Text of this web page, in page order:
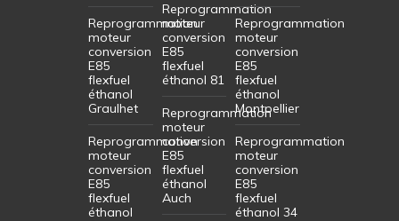
Reprogrammation
moteur
conversion
E85
flexfuel
éthanol
Graulhet
Reprogrammation
moteur
conversion
E85
flexfuel
éthanol
Reprogrammation
moteur
conversion
E85
flexfuel
éthanol 81
Reprogrammation
moteur
conversion
E85
flexfuel
éthanol
Auch
Reprogrammation
moteur
conversion
E85
flexfuel
éthanol
Montpellier
Reprogrammation
moteur
conversion
E85
flexfuel
éthanol 34